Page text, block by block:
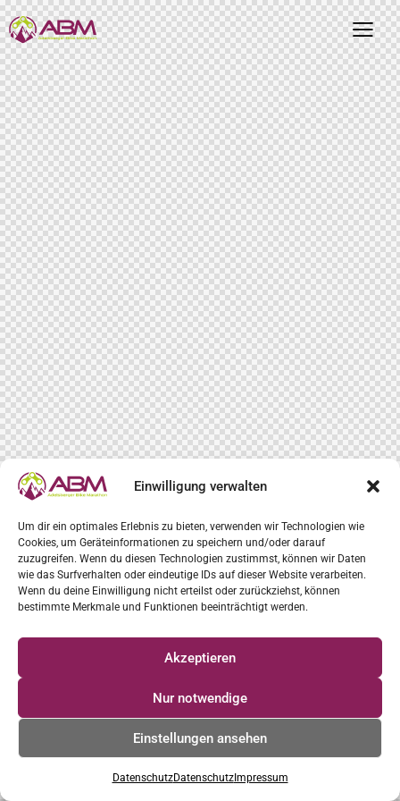
Einwilligung verwalten
Um dir ein optimales Erlebnis zu bieten, verwenden wir Technologien wie
Cookies, um Geräteinformationen zu speichern und/oder darauf
zuzugreifen. Wenn du diesen Technologien zustimmst, können wir Daten
wie das Surfverhalten oder eindeutige IDs auf dieser Website verarbeiten.
Wenn du deine Einwilligung nicht erteilst oder zurückziehst, können
bestimmte Merkmale und Funktionen beeinträchtigt werden.
Akzeptieren
Nur notwendige
Einstellungen ansehen
DatenschutzDatenschutzImpressum